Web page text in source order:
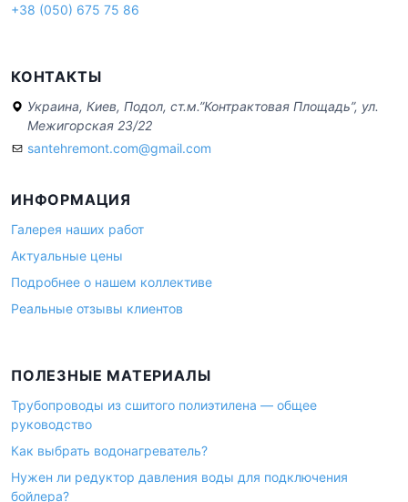
+38 (050) 675 75 86
КОНТАКТЫ
Украина, Киев, Подол, ст.м.”Контрактовая Площадь”, ул.
Межигорская 23/22
santehremont.com@gmail.com
ИНФОРМАЦИЯ
Галерея наших работ
Актуальные цены
Подробнее о нашем коллективе
Реальные отзывы клиентов
ПОЛЕЗНЫЕ МАТЕРИАЛЫ
Трубопроводы из сшитого полиэтилена — общее
руководство
Как выбрать водонагреватель?
Нужен ли редуктор давления воды для подключения
бойлера?